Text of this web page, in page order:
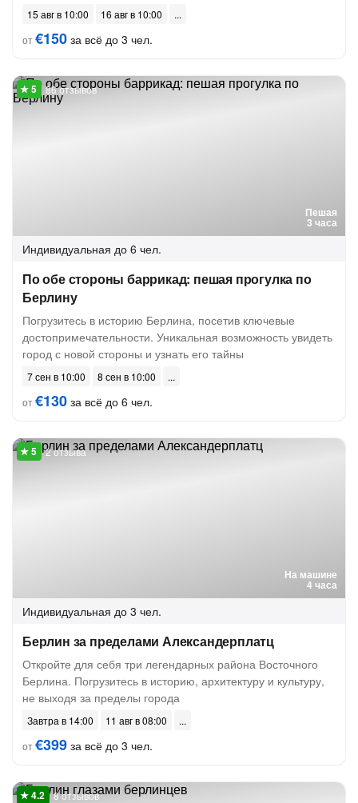
15 авг в 10:00
16 авг в 10:00
от€150 за всё до 3 чел.
Пешая
3 часа
86 отзывов
Индивидуальная до 6 чел.
По обе стороны баррикад: пешая прогулка по
Берлину
Погрузитесь в историю Берлина, посетив ключевые
достопримечательности. Уникальная возможность увидеть
город с новой стороны и узнать его тайны
7 сен в 10:00
8 сен в 10:00
от€130 за всё до 6 чел.
На машине
4 часа
2 отзыва
Индивидуальная до 3 чел.
Берлин за пределами Александерплатц
Откройте для себя три легендарных района Восточного
Берлина. Погрузитесь в историю, архитектуру и культуру,
не выходя за пределы города
Завтра в 14:00
11 авг в 08:00
от€399 за всё до 3 чел.
8 отзывов